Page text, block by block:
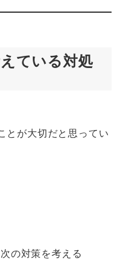
ている対処
とが大切だと思ってい
の対策を考える